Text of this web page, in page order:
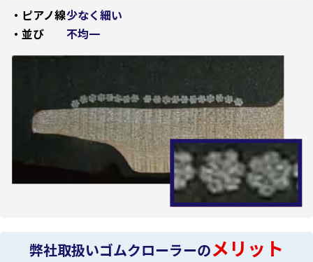
・ピアノ線少なく細い
・並び
不均一
弊社取扱いゴムクローラーのメリット